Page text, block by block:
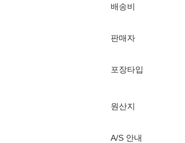
배송비
판매자
포장타입
원산지
A/S 안내